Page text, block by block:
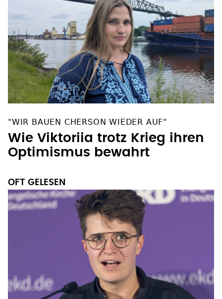
"WIR BAUEN CHERSON WIEDER AUF"
Wie Viktoriia trotz Krieg ihren
Optimismus bewahrt
OFT GELESEN